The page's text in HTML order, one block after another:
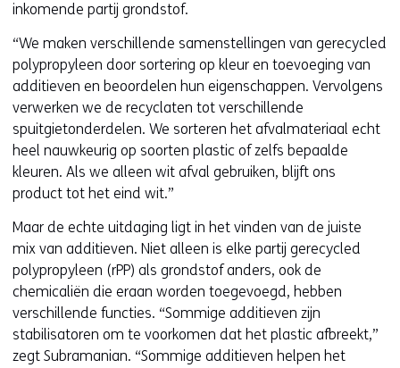
inkomende partij grondstof.
“We maken verschillende samenstellingen van gerecycled
polypropyleen door sortering op kleur en toevoeging van
additieven en beoordelen hun eigenschappen. Vervolgens
verwerken we de recyclaten tot verschillende
spuitgietonderdelen. We sorteren het afvalmateriaal echt
heel nauwkeurig op soorten plastic of zelfs bepaalde
kleuren. Als we alleen wit afval gebruiken, blijft ons
product tot het eind wit.”
Maar de echte uitdaging ligt in het vinden van de juiste
mix van additieven. Niet alleen is elke partij gerecycled
polypropyleen (rPP) als grondstof anders, ook de
chemicaliën die eraan worden toegevoegd, hebben
verschillende functies. “Sommige additieven zijn
stabilisatoren om te voorkomen dat het plastic afbreekt,”
zegt Subramanian. “Sommige additieven helpen het